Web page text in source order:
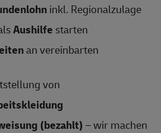
inkl. Regionalzulage
Aushilfe starten
an vereinbarten
von
(bezahlt)– wir machen